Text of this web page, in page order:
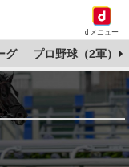
dメニュー
グ プロ野球（2軍）